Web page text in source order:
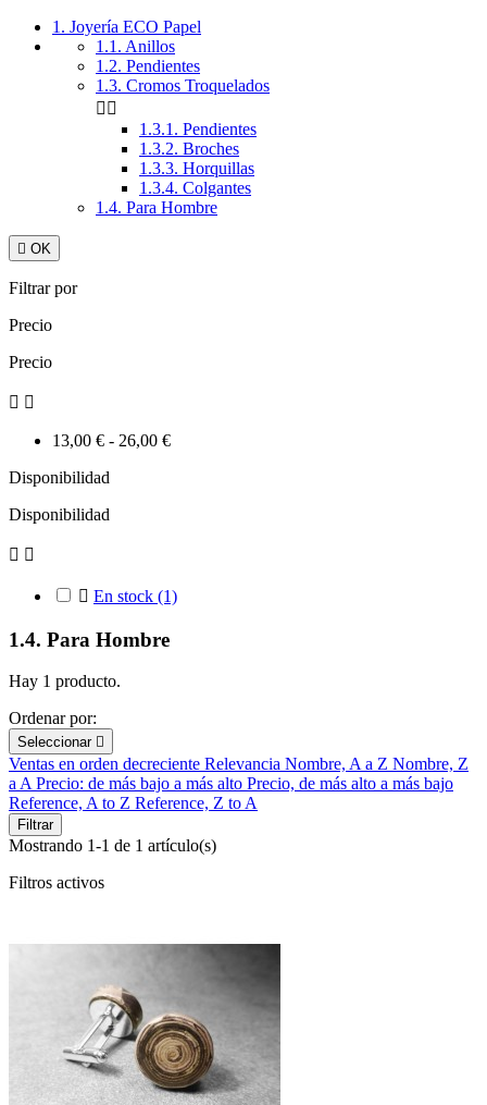
1. Joyería ECO Papel
1.1. Anillos
1.2. Pendientes
1.3. Cromos Troquelados
 
1.3.1. Pendientes
1.3.2. Broches
1.3.3. Horquillas
1.3.4. Colgantes
1.4. Para Hombre
 OK
Filtrar por
Precio
Precio
 
13,00 € - 26,00 €
Disponibilidad
Disponibilidad
 
 En stock (1)
1.4. Para Hombre
Hay 1 producto.
Ordenar por:
Seleccionar 
Ventas en orden decreciente Relevancia Nombre, A a Z Nombre, Z
a APrecio: de más bajo a más alto Precio, de más alto a más bajo
Reference, A to Z Reference, Z to A
Filtrar
Mostrando 1-1 de 1 artículo(s)
Filtros activos